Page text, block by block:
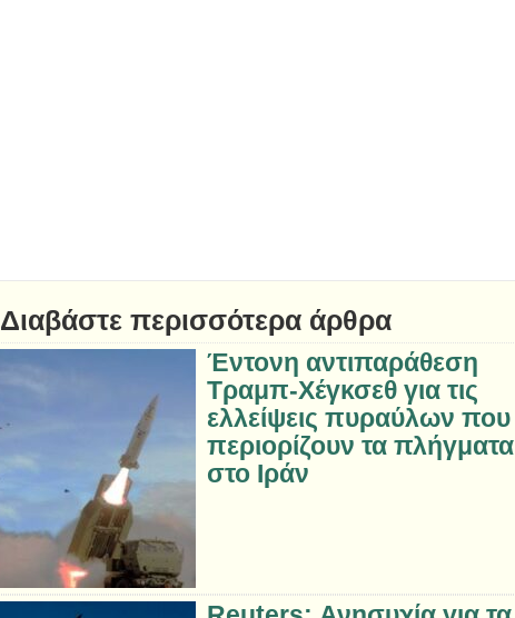
Διαβάστε περισσότερα άρθρα
Έντονη αντιπαράθεση
Τραμπ-Χέγκσεθ για τις
ελλείψεις πυραύλων που
περιορίζουν τα πλήγματα
στο Ιράν